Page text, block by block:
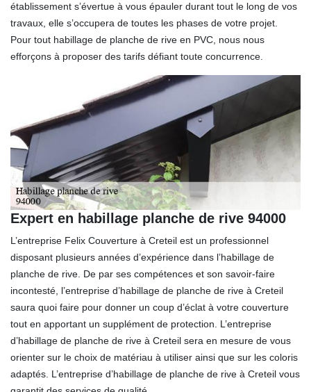
établissement s’évertue à vous épauler durant tout le long de vos
travaux, elle s’occupera de toutes les phases de votre projet.
Pour tout habillage de planche de rive en PVC, nous nous
efforçons à proposer des tarifs défiant toute concurrence.
Expert en habillage planche de rive 94000
L’entreprise Felix Couverture à Creteil est un professionnel
disposant plusieurs années d’expérience dans l’habillage de
planche de rive. De par ses compétences et son savoir-faire
incontesté, l’entreprise d’habillage de planche de rive à Creteil
saura quoi faire pour donner un coup d’éclat à votre couverture
tout en apportant un supplément de protection. L’entreprise
d’habillage de planche de rive à Creteil sera en mesure de vous
orienter sur le choix de matériau à utiliser ainsi que sur les coloris
adaptés. L’entreprise d’habillage de planche de rive à Creteil vous